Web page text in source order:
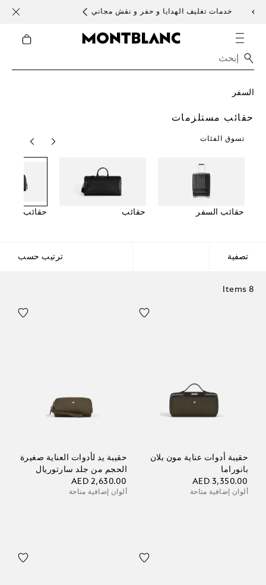
خدمات تغليف الهدايا و حفر و نقش مجاني
السفر
حقائب مستلزمات
تسوق الفئات
حقائب السفر حقائب حقائب
تصفية ترتيب حسب
8 Items
حقيبة أدوات عناية مون بلان
بانوراما
AED 3,350.00
ألوان إضافية متاحة
حقيبة يد لأدوات العناية صغيرة
الحجم من جلد سارتوريال
AED 2,630.00
ألوان إضافية متاحة